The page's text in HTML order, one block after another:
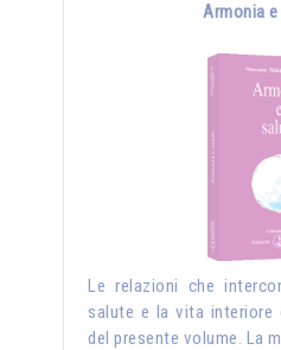
Armonia
Le relazioni che
salute e la vita
del presente volume. La